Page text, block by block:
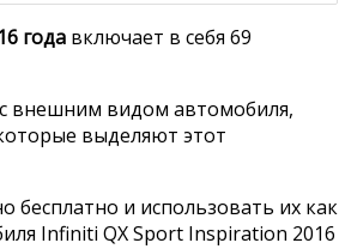
года включает в себя 69
внешним видом автомобиля,
выделяют этот
и использовать их как
Infiniti QX Sport Inspiration 2016